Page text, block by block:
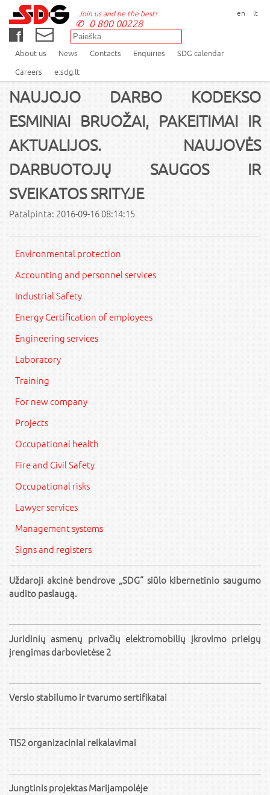
en lt
Join us and be the best!
0 800 00228
About us News Contacts Enquiries
SDG calendar
Careers
e.sdg.lt
NAUJOJO DARBO KODEKSO
ESMINIAI BRUOŽAI, PAKEITIMAI IR
AKTUALIJOS. NAUJOVĖS
DARBUOTOJŲ SAUGOS IR
SVEIKATOS SRITYJE
Patalpinta: 2016-09-16 08:14:15
Environmental protection
Accounting and personnel services
Industrial Safety
Energy Certification of employees
Engineering services
Laboratory
Training
For new company
Projects
Occupational health
Fire and Civil Safety
Occupational risks
Lawyer services
Management systems
Signs and registers
Uždaroji akcinė bendrove „SDG“ siūlo kibernetinio saugumo
audito paslaugą.
Juridinių asmenų privačių elektromobilių įkrovimo prieigų
įrengimas darbovietėse 2
Verslo stabilumo ir tvarumo sertifikatai
TIS2 organizaciniai reikalavimai
Jungtinis projektas Marijampolėje